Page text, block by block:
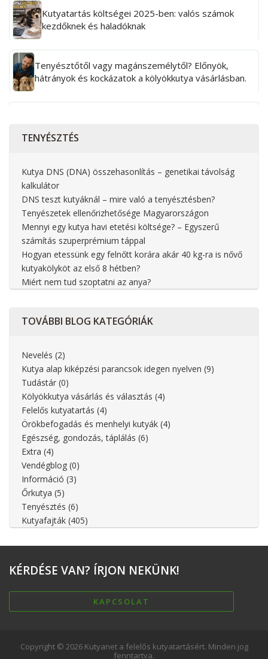
Kutyatartás költségei 2025-ben: valós számok
kezdőknek és haladóknak
Tenyésztőtől vagy magánszemélytől? Előnyök,
hátrányok és kockázatok a kölyökkutya vásárlásban.
TENYÉSZTÉS
Kutya DNS (DNA) összehasonlítás – genetikai távolság
kalkulátor
DNS teszt kutyáknál – mire való a tenyésztésben?
Tenyészetek ellenőrizhetősége Magyarországon
Mennyi egy kutya havi etetési költsége? – Egyszerű
számítás szuperprémium táppal
Hogyan etessünk egy felnőtt korára akár 40 kg-ra is nővő
kutyakölyköt az első 8 hétben?
Miért nem tud szoptatni az anya?
TOVÁBBI BLOG KATEGÓRIÁK
Nevelés (2)
Kutya alap kiképzési parancsok idegen nyelven (9)
Tudástár (0)
Kölyökkutya vásárlás és választás (4)
Felelős kutyatartás (4)
Örökbefogadás és menhelyi kutyák (4)
Egészség, gondozás, táplálás (6)
Extra (4)
Vendégblog (0)
Információ (3)
Őrkutya (5)
Tenyésztés (6)
Kutyafajták (405)
KÉRDÉSE VAN? ÍRJON NEKÜNK!
KAPCSOLAT
Copyright © 2026 Kutyanet a felelős kutyatartásért. Minden jog
fenntartva.